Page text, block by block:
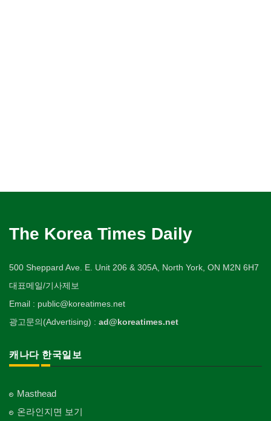
The Korea Times Daily
500 Sheppard Ave. E. Unit 206 & 305A, North York, ON M2N 6H7
대표메일/기사제보
Email : public@koreatimes.net
광고문의(Advertising) : ad@koreatimes.net
캐나다 한국일보
Masthead
온라인지면 보기